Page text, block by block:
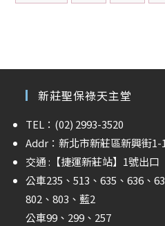
新莊聖保祿天主堂
TEL：(02) 2993-3520
Addr：新北市新莊區新興街1-
交通 : 【捷運新莊站】 1號出口
公車235、513、635、636、
802、803、藍2
公車99、299、257